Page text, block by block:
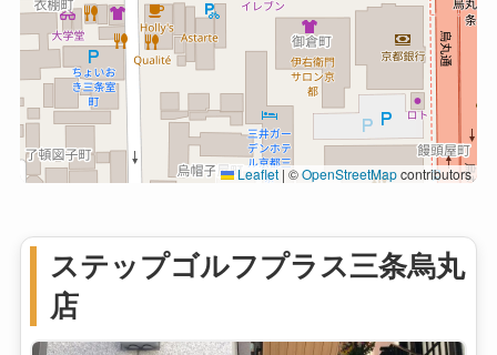
Leaflet|©OpenStreetMapcontributors
ステップゴルフプラス三条烏丸
店